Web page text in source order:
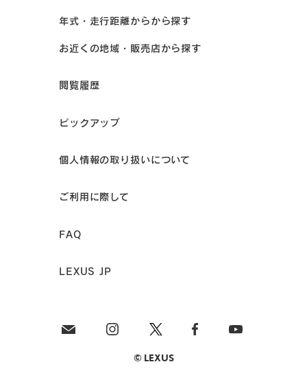
年式・走行距離からから探す
お近くの地域・販売店から探す
閲覧履歴
ピックアップ
個人情報の取り扱いについて
ご利用に際して
FAQ
LEXUS JP
© LEXUS